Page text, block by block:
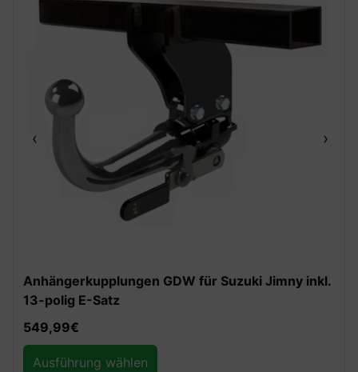
‹
Anhängerkupplungen GDW für Suzuki Jimny inkl.
13-polig E-Satz
549,99€
Ausführung wählen
›